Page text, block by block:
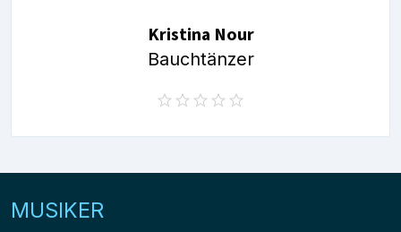
Kristina Nour
Bauchtänzer
MUSIKER